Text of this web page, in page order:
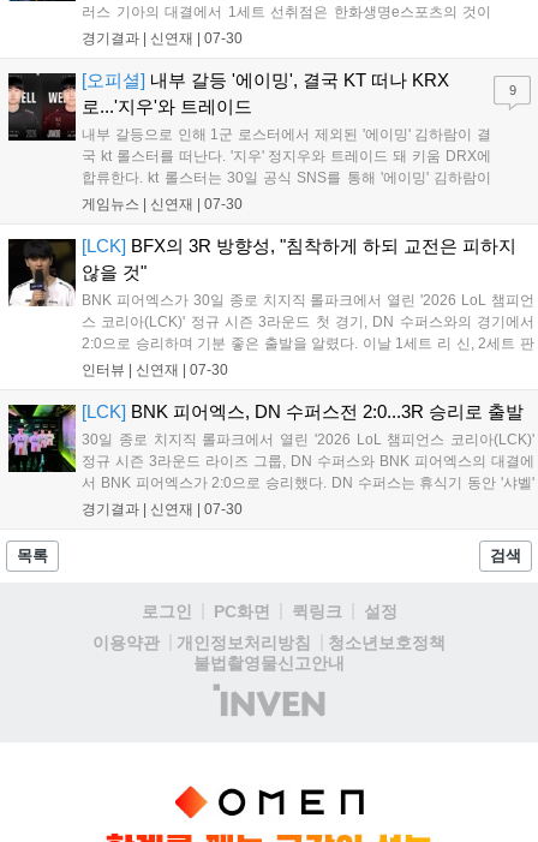
러스 기아의 대결에서 1세트 선취점은 한화생명e스포츠의 것이
었다. 과감한 탑 4인 다이브로 '시우' 전시우의 올라프를 잡았다.
주며 곧바로 동점을 만들었다. 이...
경기결과 | 신연재 | 07-30
[오피셜] 내부 갈등 '에이밍', 결국 KT 떠나 KRX
로...'지우'와 트레이드
내부 갈등으로 인해 1군 로스터에서 제외된 '에이밍' 김하람이 결
국 kt 롤스터를 떠난다. '지우' 정지우와 트레이드 돼 키움 DRX에
합류한다. kt 롤스터는 30일 공식 SNS를 통해 '에이밍' 김하람이
키움 DRX의 '지우' 정지우와 트레이드 됐다고 공지했다. 선수단
단 하루 만에 이...
게임뉴스 | 신연재 | 07-30
9
[LCK] BFX의 3R 방향성, "침착하게 하되 교전은 피하지
않을 것"
BNK 피어엑스가 30일 종로 치지직 롤파크에서 열린 '2026 LoL 챔피언
스 코리아(LCK)' 정규 시즌 3라운드 첫 경기, DN 수퍼스와의 경기에서
2:0으로 승리하며 기분 좋은 출발을 알렸다. 이날 1세트 리 신, 2세트 판
테온으로 상대의 흐름을 끊는데 핵심 역할을 한 '랩터' 전어진이 POM에
인터뷰 | 신연재 | 07-30
[LCK] BNK 피어엑스, DN 수퍼스전 2:0...3R 승리로 출발
30일 종로 치지직 롤파크에서 열린 '2026 LoL 챔피언스 코리아(LCK)'
정규 시즌 3라운드 라이즈 그룹, DN 수퍼스와 BNK 피어엑스의 대결에
서 BNK 피어엑스가 2:0으로 승리했다. DN 수퍼스는 휴식기 동안 '샤벨'
김단우를 영입하며 반등을 노려봤지만, 첫 경기에서는 아쉬움을 남겼다.
경기결과 | 신연재 | 07-30
목록 검색
로그인 PC화면 퀵링크
설정
이용약관
개인정보처리방침
청소년보호정책
불법촬영물신고안내
(주)
인